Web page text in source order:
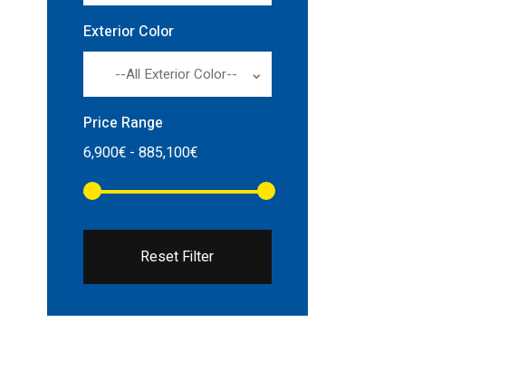
Exterior Color
--All Exterior Color--
Price Range
Reset Filter